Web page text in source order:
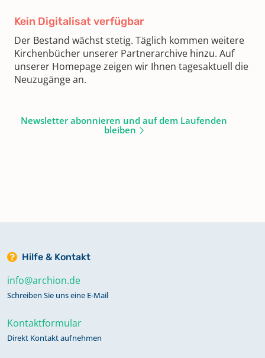
Kein Digitalisat verfügbar
Der Bestand wächst stetig. Täglich kommen weitere
Kirchenbücher unserer Partnerarchive hinzu. Auf
unserer Homepage zeigen wir Ihnen tagesaktuell die
Neuzugänge an.
Newsletter abonnieren und auf dem Laufenden
bleiben
Hilfe & Kontakt
info@archion.de
Schreiben Sie uns eine E-Mail
Kontaktformular
Direkt Kontakt aufnehmen